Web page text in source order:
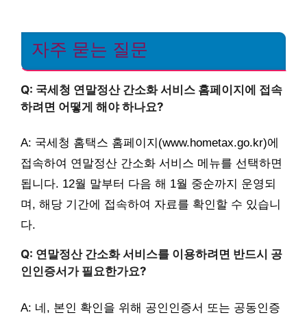
자주 묻는 질문
Q: 국세청 연말정산 간소화 서비스 홈페이지에 접속
하려면 어떻게 해야 하나요?
A: 국세청 홈택스 홈페이지(www.hometax.go.kr)에
접속하여 연말정산 간소화 서비스 메뉴를 선택하면
됩니다. 12월 말부터 다음 해 1월 중순까지 운영되
며, 해당 기간에 접속하여 자료를 확인할 수 있습니
다.
Q: 연말정산 간소화 서비스를 이용하려면 반드시 공
인인증서가 필요한가요?
A: 네, 본인 확인을 위해 공인인증서 또는 공동인증